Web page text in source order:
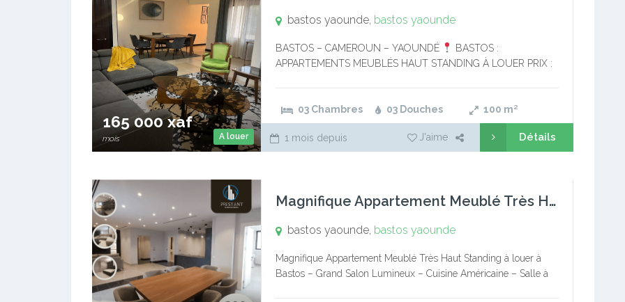
A louer
165 000 xaf
mois
bastos yaounde, bastos yaounde
BASTOS – CAMEROUN – YAOUNDÉ
BASTOS :
APPARTEMENTS MEUBLÉS HAUT STANDING À LOUER PRIX :
03 Chambres
03 Douches 100 m²
1 mois depuis J'aime Détails
Magnifique Appartement Meublé Très Haut Standing à louer à B
bastos yaounde, bastos yaounde
Magnifique Appartement Meublé Très Haut Standing à louer à
Bastos – Grand Salon Lumineux – Cuisine Américaine – Salle à